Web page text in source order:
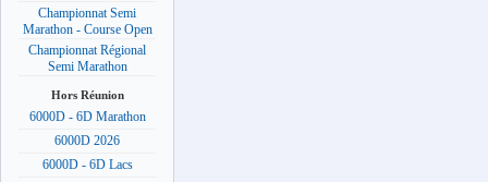
Championnat Semi
Marathon - Course Open
Championnat Régional
Semi Marathon
Hors Réunion
6000D - 6D Marathon
6000D 2026
6000D - 6D Lacs